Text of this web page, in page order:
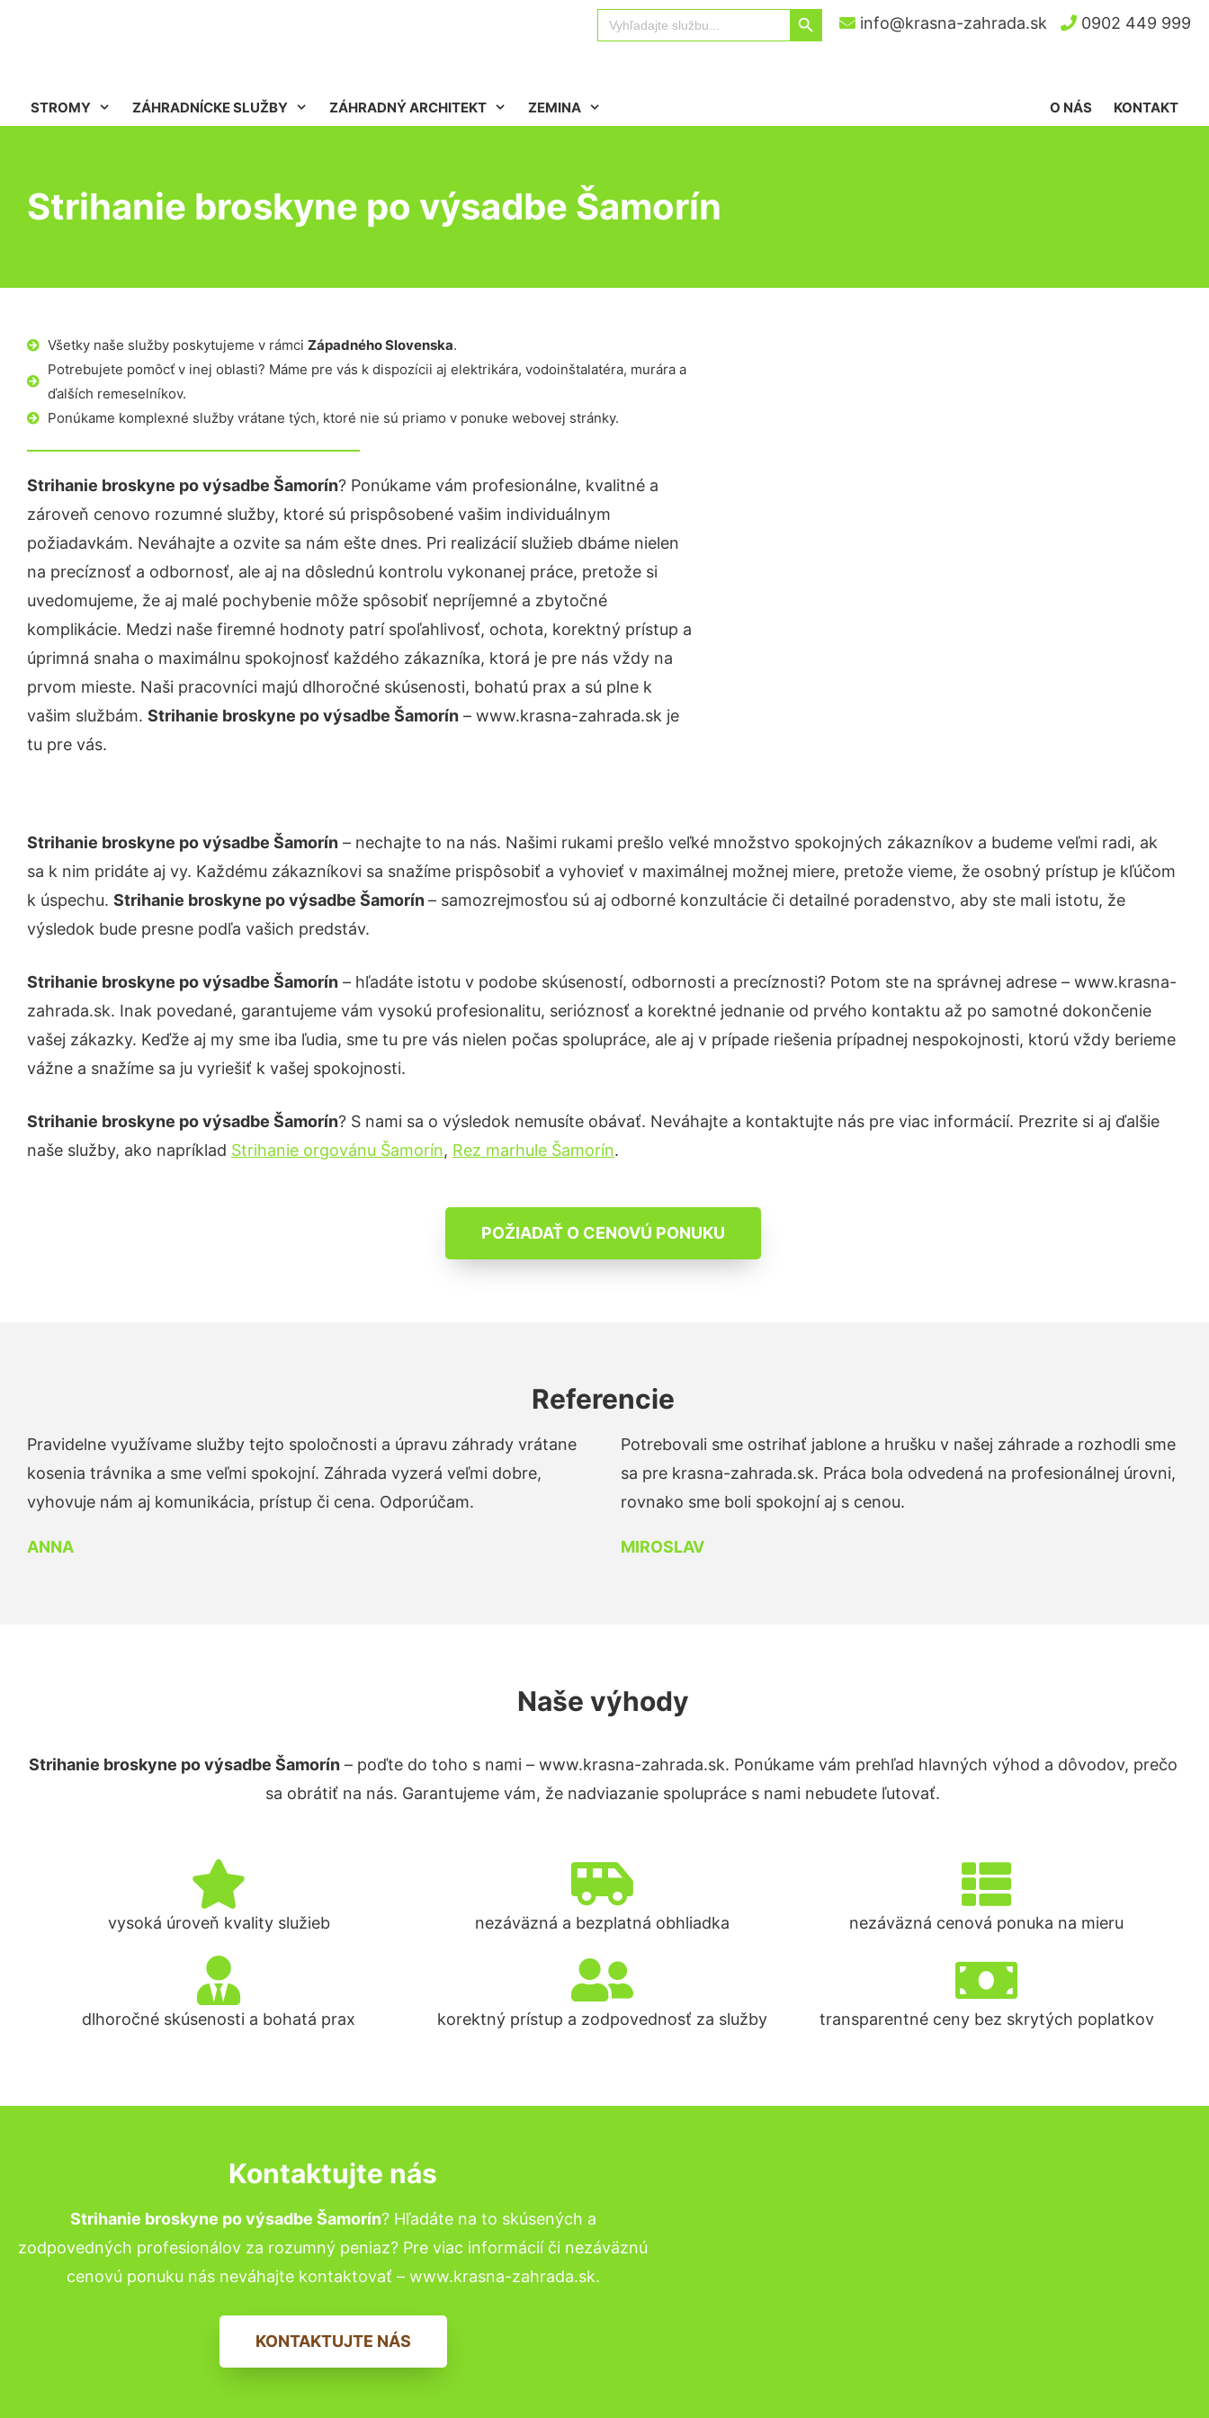
Search
for:
Search Button
info@krasna-zahrada.sk 0902 449 999
STROMY ZÁHRADNÍCKE SLUŽBY ZÁHRADNÝ ARCHITEKT ZEMINA KONTAKT
O NÁS
Strihanie broskyne po výsadbe Šamorín
Všetky naše služby poskytujeme v rámci Západného Slovenska.
Potrebujete pomôcť v inej oblasti? Máme pre vás k dispozícii aj elektrikára, vodoinštalatéra, murára a
ďalších remeselníkov.
Ponúkame komplexné služby vrátane tých, ktoré nie sú priamo v ponuke webovej stránky.
Strihanie broskyne po výsadbe Šamorín? Ponúkame vám profesionálne, kvalitné a
zároveň cenovo rozumné služby, ktoré sú prispôsobené vašim individuálnym
požiadavkám. Neváhajte a ozvite sa nám ešte dnes. Pri realizácií služieb dbáme nielen
na precíznosť a odbornosť, ale aj na dôslednú kontrolu vykonanej práce, pretože si
uvedomujeme, že aj malé pochybenie môže spôsobiť nepríjemné a zbytočné
komplikácie. Medzi naše firemné hodnoty patrí spoľahlivosť, ochota, korektný prístup a
úprimná snaha o maximálnu spokojnosť každého zákazníka, ktorá je pre nás vždy na
prvom mieste. Naši pracovníci majú dlhoročné skúsenosti, bohatú prax a sú plne k
vašim službám. Strihanie broskyne po výsadbe Šamorín – www.krasna-zahrada.sk je
tu pre vás.
Strihanie broskyne po výsadbe Šamorín – nechajte to na nás. Našimi rukami prešlo veľké množstvo spokojných zákazníkov a budeme veľmi radi, ak
sa k nim pridáte aj vy. Každému zákazníkovi sa snažíme prispôsobiť a vyhovieť v maximálnej možnej miere, pretože vieme, že osobný prístup je kľúčom
k úspechu. Strihanie broskyne po výsadbe Šamorín– samozrejmosťou sú aj odborné konzultácie či detailné poradenstvo, aby ste mali istotu, že
výsledok bude presne podľa vašich predstáv.
Strihanie broskyne po výsadbe Šamorín – hľadáte istotu v podobe skúseností, odbornosti a precíznosti? Potom ste na správnej adrese – www.krasna-
zahrada.sk. Inak povedané, garantujeme vám vysokú profesionalitu, serióznosť a korektné jednanie od prvého kontaktu až po samotné dokončenie
vašej zákazky. Keďže aj my sme iba ľudia, sme tu pre vás nielen počas spolupráce, ale aj v prípade riešenia prípadnej nespokojnosti, ktorú vždy berieme
vážne a snažíme sa ju vyriešiť k vašej spokojnosti.
Strihanie broskyne po výsadbe Šamorín? S nami sa o výsledok nemusíte obávať. Neváhajte a kontaktujte nás pre viac informácií. Prezrite si aj ďalšie
naše služby, ako napríklad Strihanie orgovánu Šamorín, Rez marhule Šamorín.
POŽIADAŤ O CENOVÚ PONUKU
Referencie
Pravidelne využívame služby tejto spoločnosti a úpravu záhrady vrátane
kosenia trávnika a sme veľmi spokojní. Záhrada vyzerá veľmi dobre,
vyhovuje nám aj komunikácia, prístup či cena. Odporúčam.
ANNA
Potrebovali sme ostrihať jablone a hrušku v našej záhrade a rozhodli sme
sa pre krasna-zahrada.sk. Práca bola odvedená na profesionálnej úrovni,
rovnako sme boli spokojní aj s cenou.
MIROSLAV
Naše výhody
Strihanie broskyne po výsadbe Šamorín– poďte do toho s nami – www.krasna-zahrada.sk. Ponúkame vám prehľad hlavných výhod a dôvodov, prečo
sa obrátiť na nás. Garantujeme vám, že nadviazanie spolupráce s nami nebudete ľutovať.
vysoká úroveň kvality služieb nezáväzná a bezplatná obhliadka nezáväzná cenová ponuka na mieru
dlhoročné skúsenosti a bohatá prax korektný prístup a zodpovednosť za služby transparentné ceny bez skrytých poplatkov
Kontaktujte nás
Strihanie broskyne po výsadbe Šamorín? Hľadáte na to skúsených a
zodpovedných profesionálov za rozumný peniaz? Pre viac informácií či nezáväznú
cenovú ponuku nás neváhajte kontaktovať – www.krasna-zahrada.sk.
KONTAKTUJTE NÁS